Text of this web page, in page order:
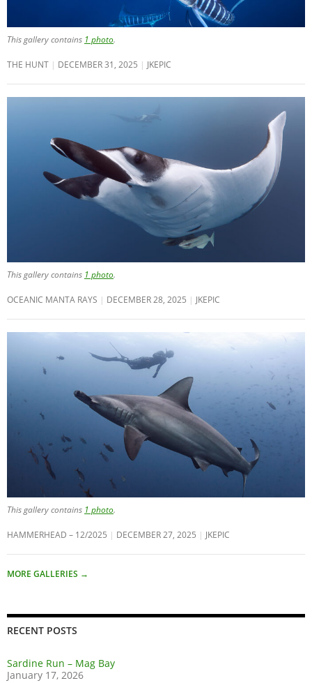
This gallery contains 1 photo.
THE HUNT DECEMBER 31, 2025 JKEPIC
This gallery contains 1 photo.
OCEANIC MANTA RAYS DECEMBER 28, 2025 JKEPIC
This gallery contains 1 photo.
HAMMERHEAD – 12/2025 DECEMBER 27, 2025 JKEPIC
MORE GALLERIES →
RECENT POSTS
Sardine Run – Mag Bay
January 17, 2026